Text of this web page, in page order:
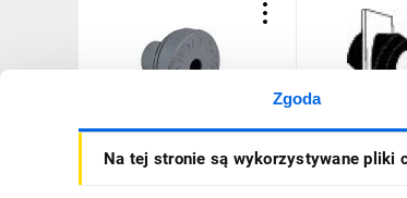
Zgoda
Na tej stronie są wykorzystywane pliki
Dławnica kablowa szara
Thorsman TET 7-10,
Thorsman
EPDM TET